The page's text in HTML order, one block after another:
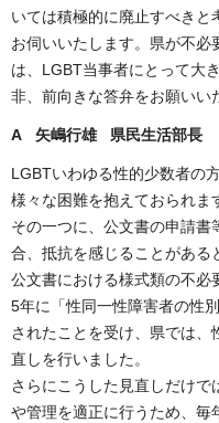
いては積極的に廃止すべきと
お伺いいたします。県が不必
は、LGBT当事者にとって大
非、前向きな答弁をお願いい
A 矢嶋行雄 県民生活部長
LGBTいわゆる性的少数者の
様々な困難を抱えておられま
その一つに、公文書の申請
合、抵抗を感じることがある
公文書における様式類の不必
5年に「性同一性障害者の性
されたことを受け、県では、
直しを行いました。
さらにこうした見直しだけ
や管理を適正に行うため、毎